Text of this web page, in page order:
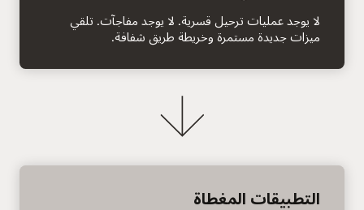
لا يوجد عمليات ترحيل قسرية. لا يوجد مفاجآت. تلقي
ميزات جديدة مستمرة وخريطة طريق شفافة.
التطبيقات المغطاة